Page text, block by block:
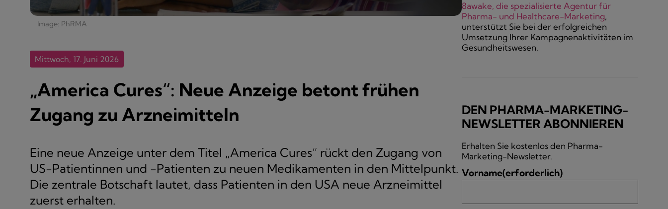
Image: PhRMA
Mittwoch, 17. Juni 2026
„America Cures“: Neue Anzeige betont frühen
Zugang zu Arzneimitteln
Eine neue Anzeige unter dem Titel „America Cures“ rückt den Zugang von
US-Patientinnen und -Patienten zu neuen Medikamenten in den Mittelpunkt.
Die zentrale Botschaft lautet, dass Patienten in den USA neue Arzneimittel
zuerst erhalten.
8awake, die spezialisierte Agentur für
Pharma- und Healthcare-Marketing,
unterstützt Sie bei der erfolgreichen
Umsetzung Ihrer Kampagnenaktivitäten im
Gesundheitswesen.
DEN PHARMA-MARKETING-
NEWSLETTER ABONNIEREN
Erhalten Sie kostenlos den Pharma-
Marketing-Newsletter.
Vorname(erforderlich)